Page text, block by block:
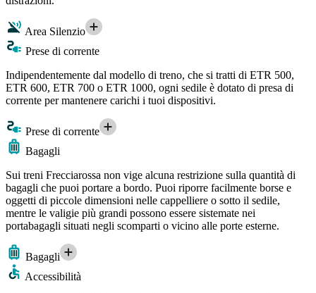
Area Silenzio
Prese di corrente
Indipendentemente dal modello di treno, che si tratti di ETR 500,
ETR 600, ETR 700 o ETR 1000, ogni sedile è dotato di presa di
corrente per mantenere carichi i tuoi dispositivi.
Prese di corrente
Bagagli
Sui treni Frecciarossa non vige alcuna restrizione sulla quantità di
bagagli che puoi portare a bordo. Puoi riporre facilmente borse e
oggetti di piccole dimensioni nelle cappelliere o sotto il sedile,
mentre le valigie più grandi possono essere sistemate nei
portabagagli situati negli scomparti o vicino alle porte esterne.
Bagagli
Accessibilità